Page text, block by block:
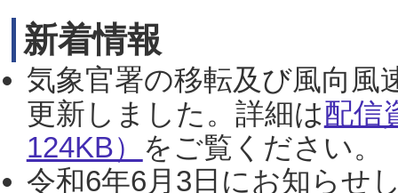
新着情報
気象官署の移転及び風向風
更新しました。詳細は配信
124KB） をご覧ください。
令和6年6月3日にお知らせ